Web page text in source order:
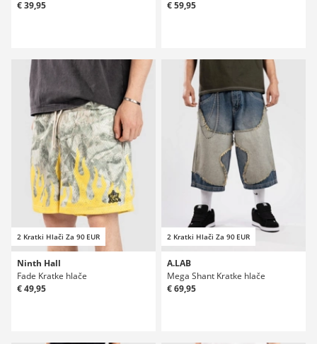
€ 39,95 € 59,95
2 Kratki Hlači Za 90 EUR
Ninth Hall
Fade Kratke hlače
€ 49,95
2 Kratki Hlači Za 90 EUR
A.LAB
Mega Shant Kratke hlače
€ 69,95